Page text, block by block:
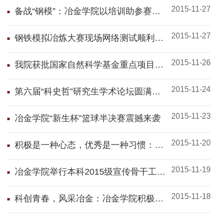
备战“钢模”：冶金学院以培训助参赛团
队提升竞赛质量
2015-11-27
钢铁模拟冶炼大赛现场网络测试顺利进
行
2015-11-27
我院获批国家自然科学基金重点项目、
联合基金项目
2015-11-26
第六届“科史哲”研究生学术论坛圆满举
行
2015-11-24
冶金学院“新生杯”篮球半决赛震撼来袭 2015-11-23
积极是一种心态，优秀是一种习惯：访
本科生特等奖学金获得者赵鹏
2015-11-20
冶金学院举行本科2015级宣传骨干工作
坊业务交流活动
2015-11-19
科创青春，风采冶金：冶金学院积极参
与学校科技创新游园活动
2015-11-18